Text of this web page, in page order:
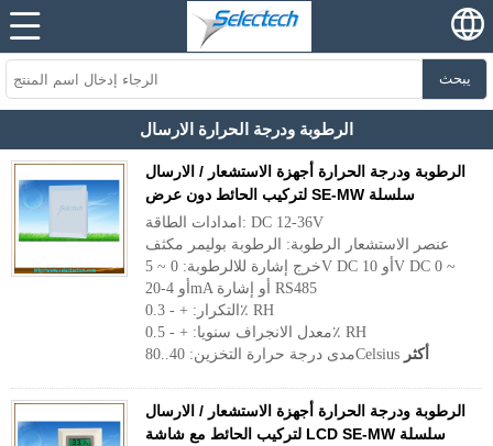
يبحث
الرطوبة ودرجة الحرارة الارسال
الرطوبة ودرجة الحرارة أجهزة الاستشعار / الارسال
لتركيب الحائط دون عرض SE-MW سلسلة
امدادات الطاقة: DC 12-36V
عنصر الاستشعار الرطوبة: الرطوبة بوليمر مكثف
خرج إشارة للالرطوبة: 0 ~ 5V DC أو 10V DC 0 ~
أو 4-20mA أو إشارة RS485
التكرار: + - 0.3٪ RH
معدل الانجراف سنويا: + - 0.5٪ RH
مدى درجة حرارة التخزين: 40..80Celsius أكثر
الرطوبة ودرجة الحرارة أجهزة الاستشعار / الارسال
لتركيب الحائط مع شاشة LCD SE-MW سلسلة